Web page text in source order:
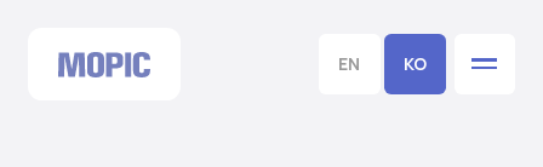
EN KO